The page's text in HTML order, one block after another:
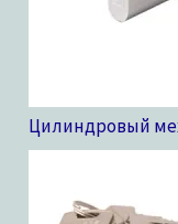
Цилиндровый